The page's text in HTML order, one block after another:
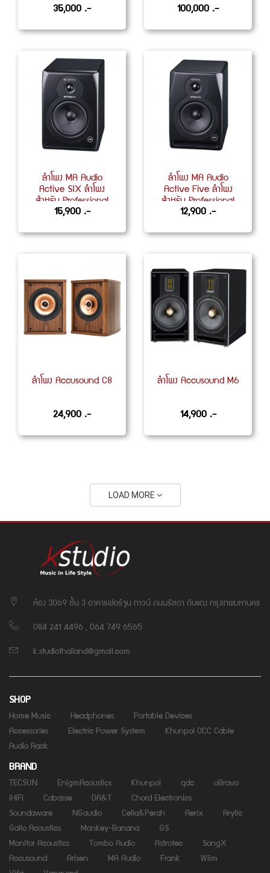
35,000 .-
100,000 .-
ลำโพง MA Audio
Active SIX ลำโพง
สำหรับ Professional
Monitor
15,900 .-
ลำโพง MA Audio
Active Five ลำโพง
สำหรับ Professional
Monitor
12,900 .-
ลำโพง Accusound C8
24,900 .-
ลำโพง Accusound M6
14,900 .-
LOAD MORE
ห้อง 3069 ชั้น 3 อาคารฟอร์จูน ทาวน์ ถนนรัชดา ดินแดง กรุงเทพมหานคร
084 241 4496 , 064 749 6565
k.studiothailand@gmail.com
SHOP
Home Music Headphones
Portable Devices
Accessories
Electric Power System
Khunpol OCC Cable
Audio Rack
BRAND
TECSUN EnigmAcoustics Khunpol qdc
oBravo
iHiFi
Cabasse DA&T
Chord Electronics
Soundaware
NGaudio Celia&Perah Aerix
Arylic
Gallo Acoustics
Monkey-Banana
GS
Monitor Acoustics
Tombo Audio Astrotec
SongX
Accusound
Arisen MA Audio Frank
Wiim